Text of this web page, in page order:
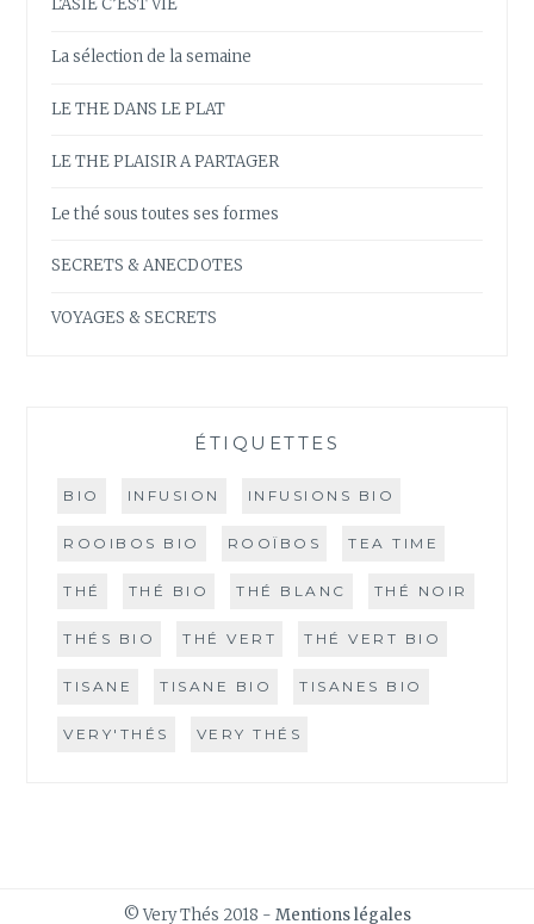
L’ASIE C’EST VIE
La sélection de la semaine
LE THE DANS LE PLAT
LE THE PLAISIR A PARTAGER
Le thé sous toutes ses formes
SECRETS & ANECDOTES
VOYAGES & SECRETS
ÉTIQUETTES
BIO INFUSION INFUSIONS BIO
ROOIBOS BIO ROOÏBOS TEA TIME
THÉ THÉ BIO THÉ BLANC THÉ NOIR
THÉS BIO THÉ VERT THÉ VERT BIO
TISANE TISANE BIO TISANES BIO
VERY'THÉS VERY THÉS
© Very Thés 2018 - Mentions légales